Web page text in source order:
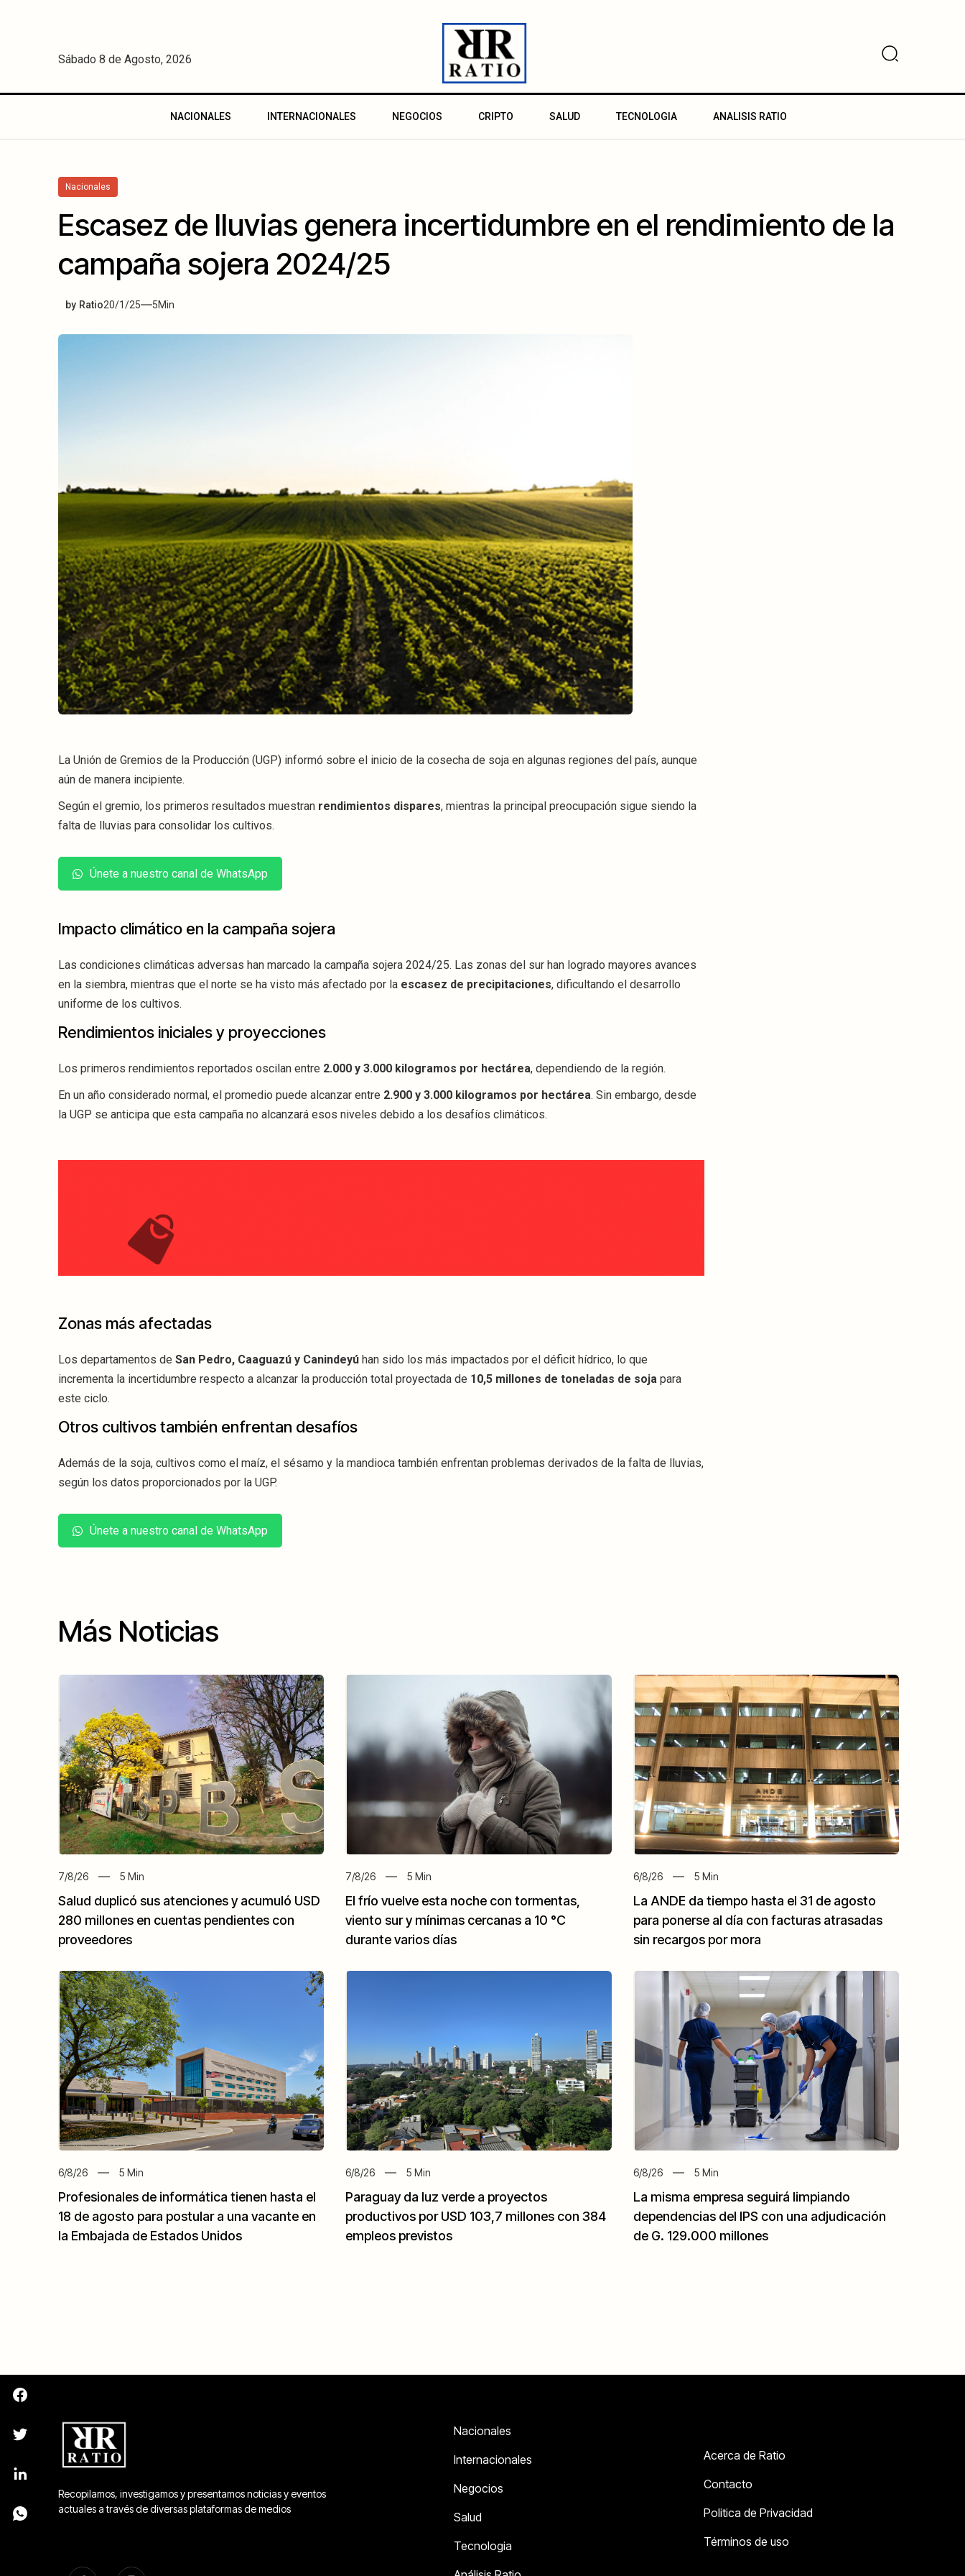
Sábado 8 de Agosto, 2026
NACIONALES INTERNACIONALES NEGOCIOS CRIPTO SALUD TECNOLOGIA ANALISIS RATIO
Nacionales
Escasez de lluvias genera incertidumbre en el rendimiento de la
campaña sojera 2024/25
by Ratio20/1/25 5Min
La Unión de Gremios de la Producción (UGP) informó sobre el inicio de la cosecha de soja en algunas regiones del país, aunque
aún de manera incipiente.
Según el gremio, los primeros resultados muestran rendimientos dispares, mientras la principal preocupación sigue siendo la
falta de lluvias para consolidar los cultivos.
Únete a nuestro canal de WhatsApp
Impacto climático en la campaña sojera
Las condiciones climáticas adversas han marcado la campaña sojera 2024/25. Las zonas del sur han logrado mayores avances
en la siembra, mientras que el norte se ha visto más afectado por la escasez de precipitaciones, dificultando el desarrollo
uniforme de los cultivos.
Rendimientos iniciales y proyecciones
Los primeros rendimientos reportados oscilan entre 2.000 y 3.000 kilogramos por hectárea, dependiendo de la región.
En un año considerado normal, el promedio puede alcanzar entre 2.900 y 3.000 kilogramos por hectárea. Sin embargo, desde
la UGP se anticipa que esta campaña no alcanzará esos niveles debido a los desafíos climáticos.
Zonas más afectadas
Los departamentos de San Pedro, Caaguazú y Canindeyú han sido los más impactados por el déficit hídrico, lo que
incrementa la incertidumbre respecto a alcanzar la producción total proyectada de 10,5 millones de toneladas de soja para
este ciclo.
Otros cultivos también enfrentan desafíos
Además de la soja, cultivos como el maíz, el sésamo y la mandioca también enfrentan problemas derivados de la falta de lluvias,
según los datos proporcionados por la UGP.
Únete a nuestro canal de WhatsApp
Más Noticias
7/8/26 5 Min
Salud duplicó sus atenciones y acumuló USD
280 millones en cuentas pendientes con
proveedores
7/8/26 5 Min
El frío vuelve esta noche con tormentas,
viento sur y mínimas cercanas a 10 °C
durante varios días
6/8/26 5 Min
La ANDE da tiempo hasta el 31 de agosto
para ponerse al día con facturas atrasadas
sin recargos por mora
6/8/26 5 Min
Profesionales de informática tienen hasta el
18 de agosto para postular a una vacante en
la Embajada de Estados Unidos
6/8/26 5 Min
Paraguay da luz verde a proyectos
productivos por USD 103,7 millones con 384
empleos previstos
6/8/26 5 Min
La misma empresa seguirá limpiando
dependencias del IPS con una adjudicación
de G. 129.000 millones
Recopilamos, investigamos y presentamos noticias y eventos
actuales a través de diversas plataformas de medios
Nacionales
Internacionales
Negocios
Salud
Tecnologia
Acerca de Ratio
Contacto
Politica de Privacidad
Términos de uso